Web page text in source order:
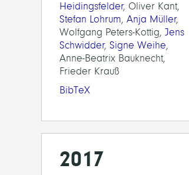
Heidingsfelder, Oliver Kant,
Stefan Lohrum, Anja Müller,
Wolfgang Peters-Kottig, Jens
Schwidder, Signe Weihe,
Anne-Beatrix Bauknecht,
Frieder Krauß
BibTeX
2017